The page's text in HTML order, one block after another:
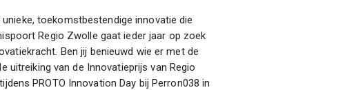
toekomstbestendige innovatie die
Regio Zwolle gaat ieder jaar op zoek
Ben jij benieuwd wie er met de
uitreiking van de Innovatieprijs van Regio
PROTO Innovation Day bij Perron038 in